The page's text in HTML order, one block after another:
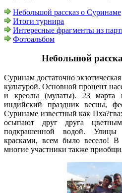
Небольшой рассказ о Суринаме
Итоги турнира
Интересные фрагменты из
Фотоальбом
Небольшой
Суринам достаточно
культурой. Основной процент
и креолы (мулаты). 23 марта
индийский праздник весны,
Суринаме известный как
осыпают друг друга
подкрашенной водой. Улицы
красками, всем было весело!
многие участники также